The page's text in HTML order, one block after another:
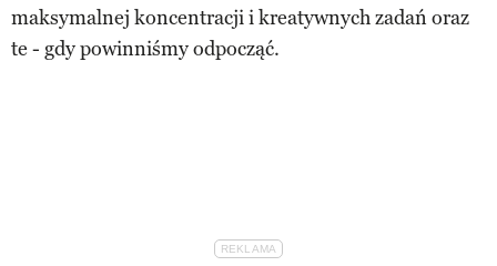
maksymalnej koncentracji i kreatywnych zadań oraz
te - gdy powinniśmy odpocząć.